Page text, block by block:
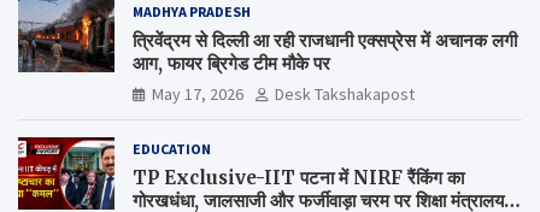
MADHYA PRADESH
त्रिवेंद्रम से दिल्ली आ रही राजधानी एक्सप्रेस में अचानक लगी
आग, फायर ब्रिगेड टीम मौके पर
May 17, 2026 Desk Takshakapost
EDUCATION
TP Exclusive-IIT पटना में NIRF रैंकिंग का
गोरखधंधा, जालसाजी और फर्जीवाड़ा चरम पर शिक्षा मंत्रालय